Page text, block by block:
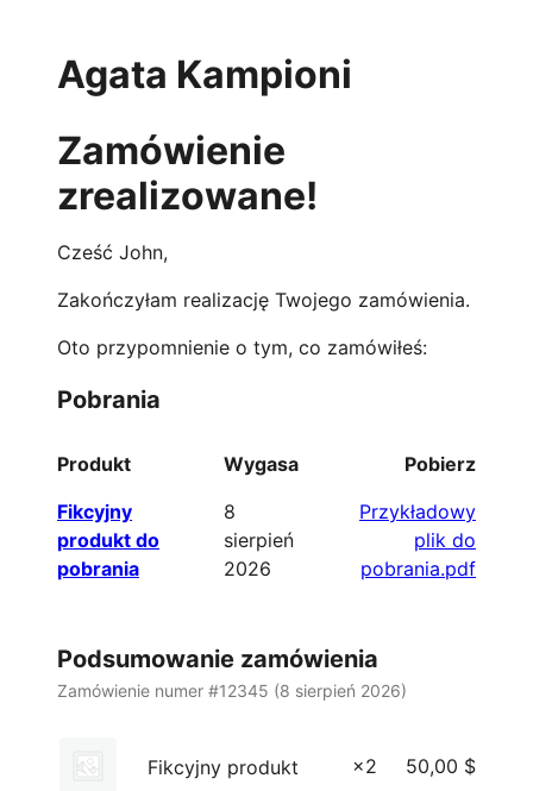
Agata Kampioni
Zamówienie
zrealizowane!
Cześć John,
Zakończyłam realizację Twojego zamówienia.
Oto przypomnienie o tym, co zamówiłeś:
Pobrania
Produkt Wygasa
Pobierz
Fikcyjny
produkt do
pobrania
8
sierpień
2026
Przykładowy
plik do
pobrania.pdf
Podsumowanie zamówienia
Zamówienie numer #12345 (8 sierpień 2026)
Fikcyjny produkt ×2 50,00 $